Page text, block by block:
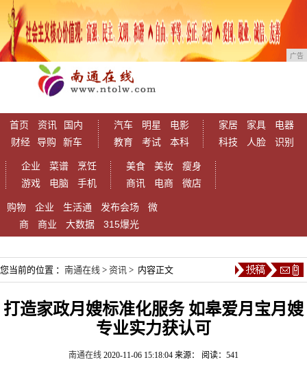
广告
首页 资讯
国内
财经
导购 新车
汽车 明星
电影
教育
考试 本科
家居 家具
电器
科技
人脸 识别
企业 菜谱
烹饪
游戏
电脑 手机
美食 美妆
瘦身
商讯
电商 微店
购物 企业 生活通 发布会场
微
商
商业 大数据 315爆光
您当前的位置 ： 南通在线 > 资讯 > 内容正文
打造家政月嫂标准化服务 如皋爱月宝月嫂
专业实力获认可
南通在线 2020-11-06 15:18:04 来源： 阅读：541